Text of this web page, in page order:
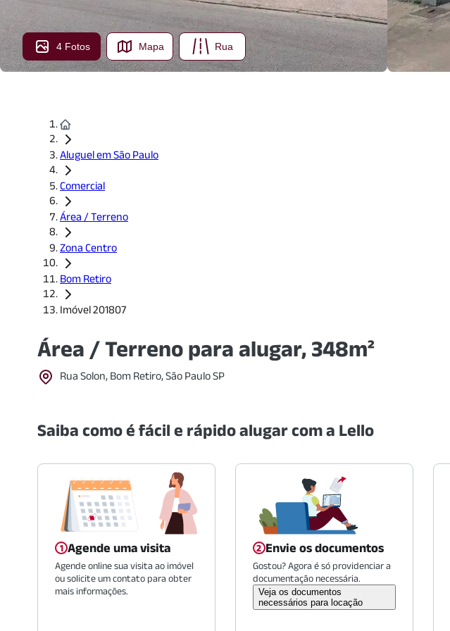
4 Fotos Mapa Rua
Aluguel em São Paulo
Comercial
Área / Terreno
Zona Centro
Bom Retiro
Imóvel 201807
Área / Terreno para alugar, 348m²
Rua Solon, Bom Retiro, São Paulo SP
Saiba como é fácil e rápido alugar com a Lello
Agende uma visita
Agende online sua visita ao imóvel
ou solicite um contato para obter
mais informações.
Envie os documentos
Gostou? Agora é só providenciar a
documentação necessária.
Veja os documentos
necessários para locação